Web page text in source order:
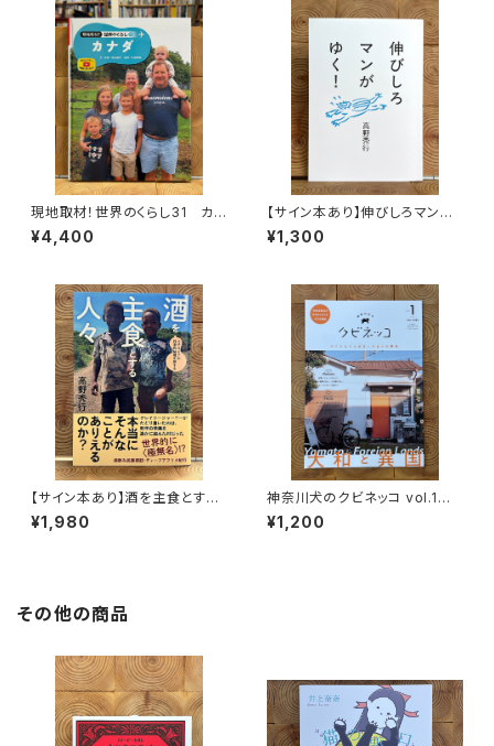
現地取材！世界のくらし31 カナ
ダ
¥4,400
【サイン本あり】伸びしろマンが
ゆく！
¥1,300
【サイン本あり】酒を主食とする
人々 エチオピアの科学的秘境
を旅する
¥1,980
神奈川犬のクビネッコ vol.1
特集：大和と異国
¥1,200
その他の商品